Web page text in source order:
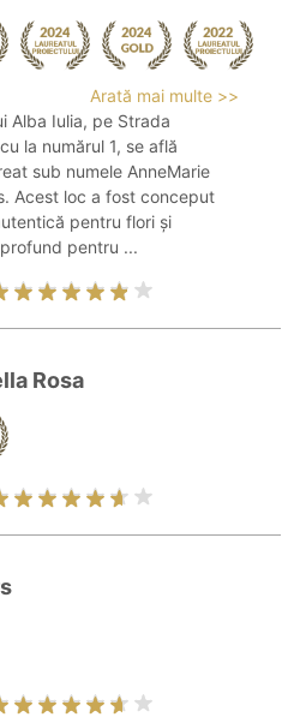
Arată mai multe >>
Alba Iulia, pe Strada
la numărul 1, se află
sub numele AnneMarie
Acest loc a fost conceput
pentru flori și
pentru ...
Rosa